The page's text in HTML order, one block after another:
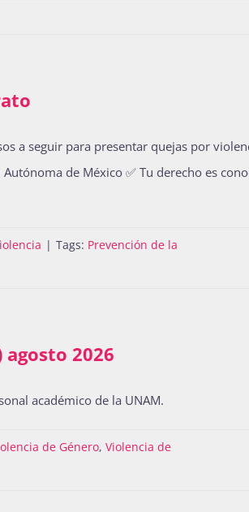
a seguir para presentar quejas por
de México ✅ Tu derecho es
| Tags: Prevención de la
agosto 2026
académico de la UNAM.
de Género, Violencia de